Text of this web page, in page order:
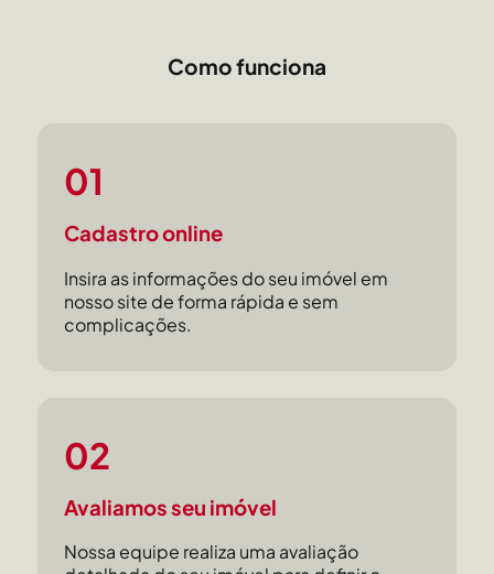
Como funciona
01
Cadastro online
Insira as informações do seu imóvel em
nosso site de forma rápida e sem
complicações.
02
Avaliamos seu imóvel
Nossa equipe realiza uma avaliação